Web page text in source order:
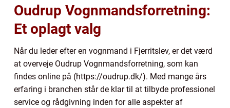
Oudrup Vognmandsforretning:
Et oplagt valg
Når du leder efter en vognmand i Fjerritslev, er det værd
at overveje Oudrup Vognmandsforretning, som kan
findes online på (https://oudrup.dk/). Med mange års
erfaring i branchen står de klar til at tilbyde professionel
service og rådgivning inden for alle aspekter af